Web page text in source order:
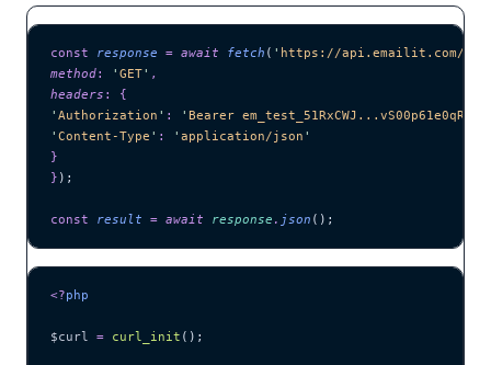
const response = await fetch ( ' https://api.emailit.com/v2/
method: ' GET' ,
headers :
{
' Authorization ' : ' Bearer em_test_51RxCWJ...vS00p61e0qRE
' Content-Type ' : ' application/json '
}
} );
const result = await response . json ();
<?php
$curl = curl_init ();